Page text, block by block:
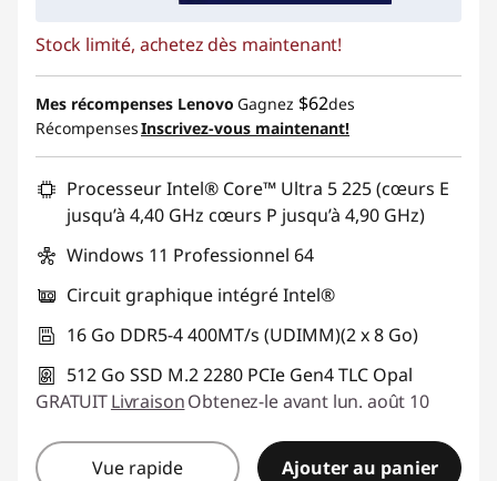
Promo price: Max 5 units per order
Stock limité, achetez dès maintenant!
Mes récompenses Lenovo Gagnez $62des
RécompensesInscrivez-vous maintenant!
Processeur Intel® Core™ Ultra 5 225 (cœurs E
jusqu’à 4,40 GHz cœurs P jusqu’à 4,90 GHz)
Windows 11 Professionnel 64
Circuit graphique intégré Intel®
16 Go DDR5-4 400MT/s (UDIMM)(2 x 8 Go)
512 Go SSD M.2 2280 PCIe Gen4 TLC Opal
GRATUITLivraisonObtenez-le avant lun. août 10
Vue rapide Ajouter au panier